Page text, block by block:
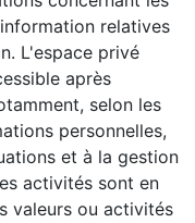
relatives
L'espace privé
après
selon les
personnelles,
et à la gestion
activités sont en
valeurs ou activités